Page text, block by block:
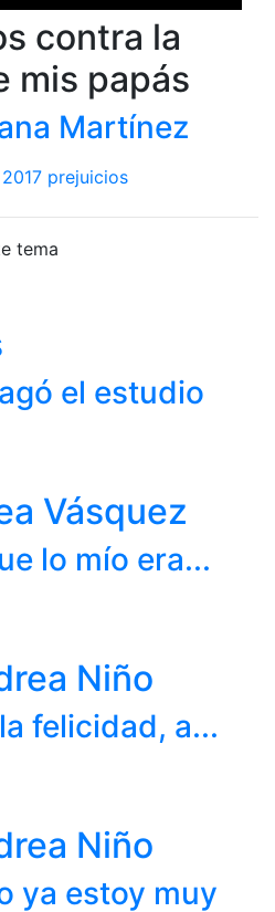
contra la
mis papás
Martínez
prejuicios
tema
el estudio
Vásquez
lo mío era...
Niño
felicidad, a...
Niño
ya estoy muy